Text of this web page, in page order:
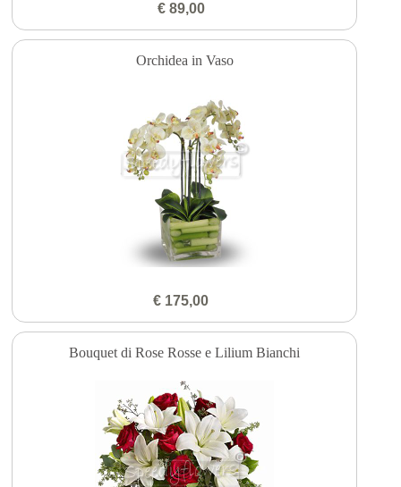
€ 89,00
Orchidea in Vaso
€ 175,00
Bouquet di Rose Rosse e Lilium Bianchi